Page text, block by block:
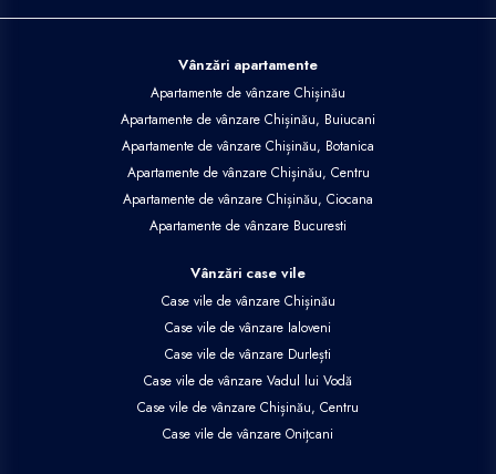
Vânzări apartamente
Apartamente de vânzare Chișinău
Apartamente de vânzare Chișinău, Buiucani
Apartamente de vânzare Chișinău, Botanica
Apartamente de vânzare Chișinău, Centru
Apartamente de vânzare Chișinău, Ciocana
Apartamente de vânzare Bucuresti
Vânzări case vile
Case vile de vânzare Chișinău
Case vile de vânzare Ialoveni
Case vile de vânzare Durlești
Case vile de vânzare Vadul lui Vodă
Case vile de vânzare Chișinău, Centru
Case vile de vânzare Onițcani